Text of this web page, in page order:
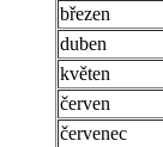
březen
duben
květen
červen
červenec